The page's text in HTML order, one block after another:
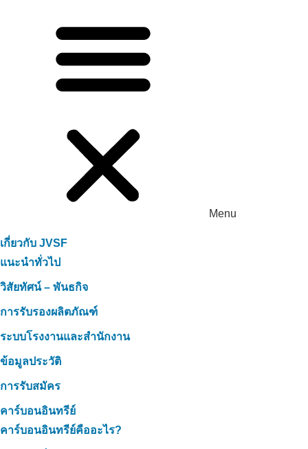
Menu
เกี่ยวกับ JVSF
แนะนำทั่วไป
วิสัยทัศน์ – พันธกิจ
การรับรองผลิตภัณฑ์
ระบบโรงงานและสำนักงาน
ข้อมูลประวัติ
การรับสมัคร
คาร์บอนอินทรีย์
คาร์บอนอินทรีย์คืออะไร?